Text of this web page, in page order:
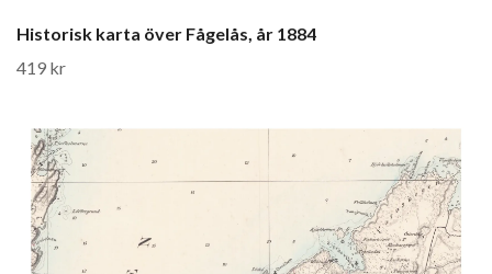
Historisk karta över Fågelås, år 1884
419 kr